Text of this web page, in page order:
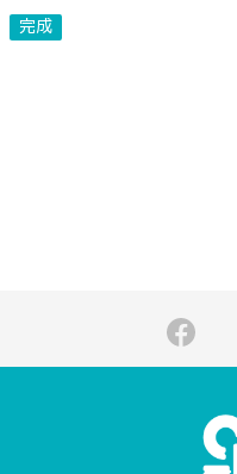
好みに設定できますよ☆
完成